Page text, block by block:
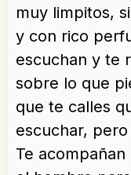
muy limpitos,
y con rico
escuchan y te
sobre lo que
que te calles
escuchar,
Te